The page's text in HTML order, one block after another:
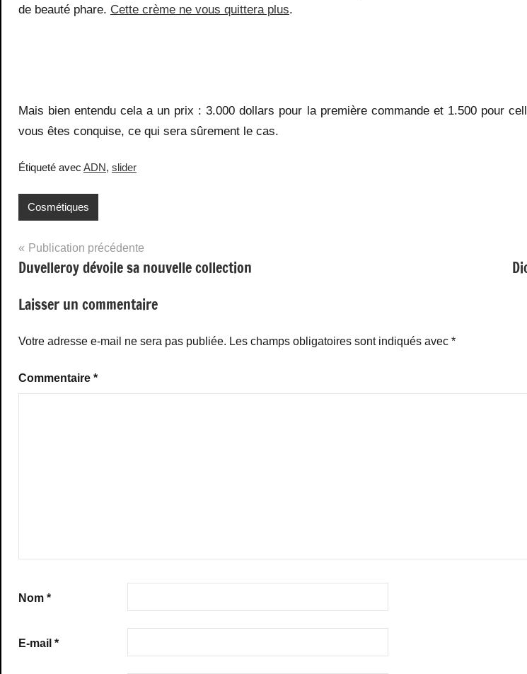
de beauté phare. Cette crème ne vous quittera plus.
Mais bien entendu cela a un prix : 3.000 dollars pour la première commande et 1.500 pour
vous êtes conquise, ce qui sera sûrement le cas.
Étiqueté avec ADN, slider
Cosmétiques
Navigation
de
l’article
Publication précédente
Duvelleroy dévoile sa nouvelle collection
Laisser un commentaire
Votre adresse e-mail ne sera pas publiée. Les champs obligatoires sont indiqués avec *
Commentaire *
Nom *
E-mail *